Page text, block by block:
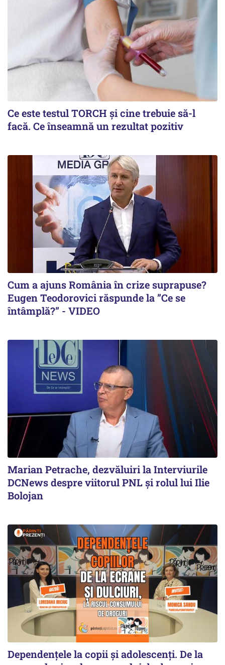
Ce este testul TORCH și cine trebuie să-l
facă. Ce înseamnă un rezultat pozitiv
Cum a ajuns România în crize suprapuse?
Eugen Teodorovici răspunde la ”Ce se
întâmplă?” - VIDEO
Marian Petrache, dezvăluiri la Interviurile
DCNews despre viitorul PNL și rolul lui Ilie
Bolojan
Dependențele la copii și adolescenți. De la